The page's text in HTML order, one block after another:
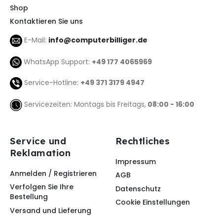
Shop
Kontaktieren Sie uns
E-Mail: info@computerbilliger.de
WhatsApp Support: +49 177 4065969
Service-Hotline: +49 371 3179 4947
Servicezeiten: Montags bis Freitags, 08:00 - 16:00
Service und
Reklamation
Anmelden / Registrieren
Verfolgen Sie Ihre
Bestellung
Versand und Lieferung
Rechtliches
Impressum
AGB
Datenschutz
Cookie Einstellungen